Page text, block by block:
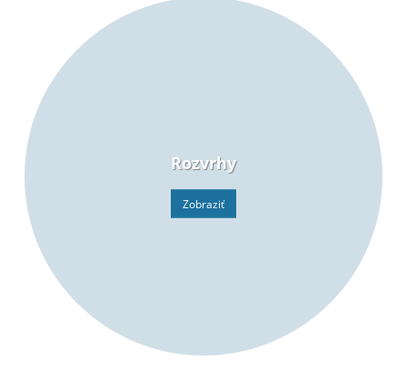
Rozvrhy
Zobraziť